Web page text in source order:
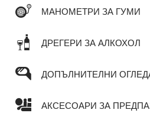
МАНОМЕТРИ ЗА ГУМИ
ДРЕГЕРИ ЗА АЛКОХОЛ
ДОПЪЛНИТЕЛНИ
АКСЕСОАРИ ЗА